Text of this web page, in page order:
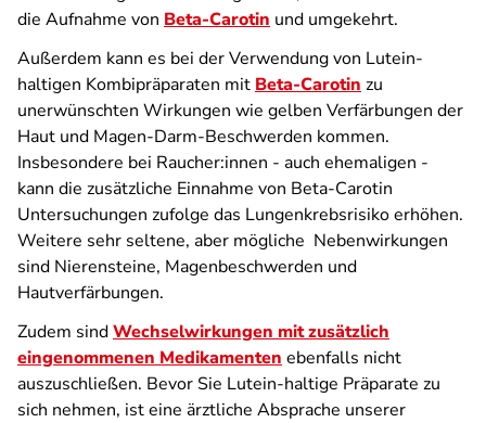
die Aufnahme von Beta-Carotin und umgekehrt.
Außerdem kann es bei der Verwendung von Lutein-
haltigen Kombipräparaten mit Beta-Carotin zu
unerwünschten Wirkungen wie gelben Verfärbungen der
Haut und Magen-Darm-Beschwerden kommen.
Insbesondere bei Raucher:innen - auch ehemaligen -
kann die zusätzliche Einnahme von Beta-Carotin
Untersuchungen zufolge das Lungenkrebsrisiko erhöhen.
Weitere sehr seltene, aber mögliche Nebenwirkungen
sind Nierensteine, Magenbeschwerden und
Hautverfärbungen.
Zudem sindWechselwirkungen mit zusätzlich
eingenommenen Medikamenten ebenfalls nicht
auszuschließen. Bevor Sie Lutein-haltige Präparate zu
sich nehmen, ist eine ärztliche Absprache unserer